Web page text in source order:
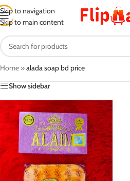
Skip to navigation
Skip to main content
Home »alada soap bd price
Show sidebar